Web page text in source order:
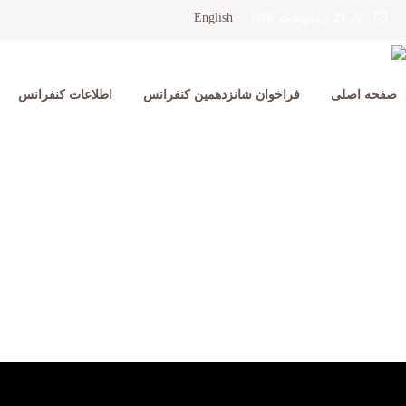
English
صفحه اصلی فراخوان شانزدهمین کنفرانس اطلاعات کنفرانس